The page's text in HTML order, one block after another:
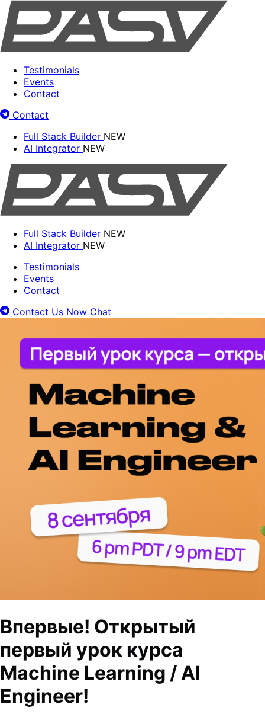
Testimonials
Events
Contact
Contact
Full Stack Builder NEW
AI Integrator NEW
Full Stack Builder NEW
AI Integrator NEW
Testimonials
Events
Contact
Contact Us Now Chat
Впервые! Открытый
первый урок курса
Machine Learning / AI
Engineer!